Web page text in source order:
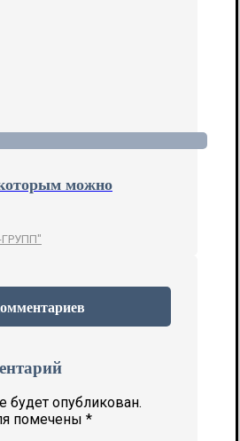
можно
будет опубликован.
помечены *